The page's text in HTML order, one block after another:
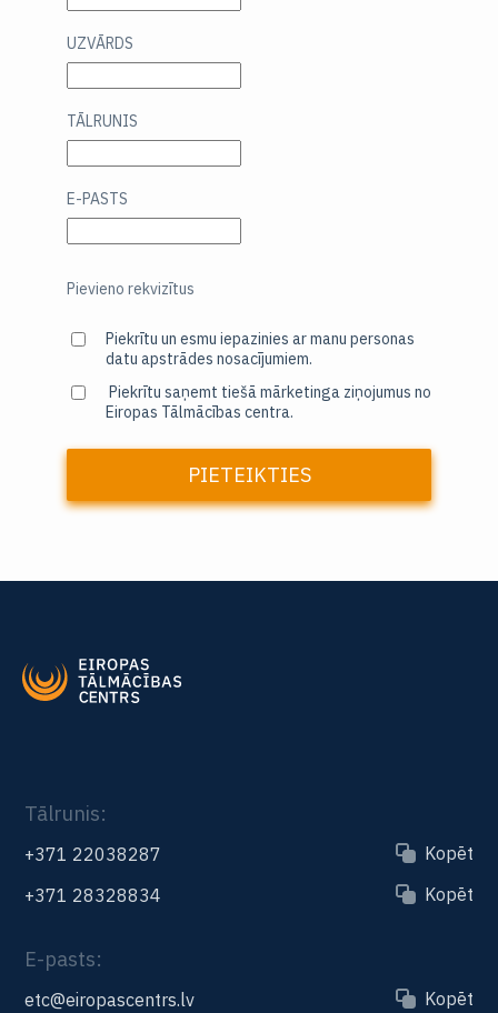
UZVĀRDS
TĀLRUNIS
E-PASTS
Pievieno rekvizītus
Piekrītu un esmu iepazinies ar manu personas
datu apstrādes nosacījumiem.
Piekrītu saņemt tiešā mārketinga ziņojumus no
Eiropas Tālmācības centra.
PIETEIKTIES
Tālrunis:
+371 22038287
Kopēt
+371 28328834
Kopēt
E-pasts:
etc@eiropascentrs.lv
Kopēt